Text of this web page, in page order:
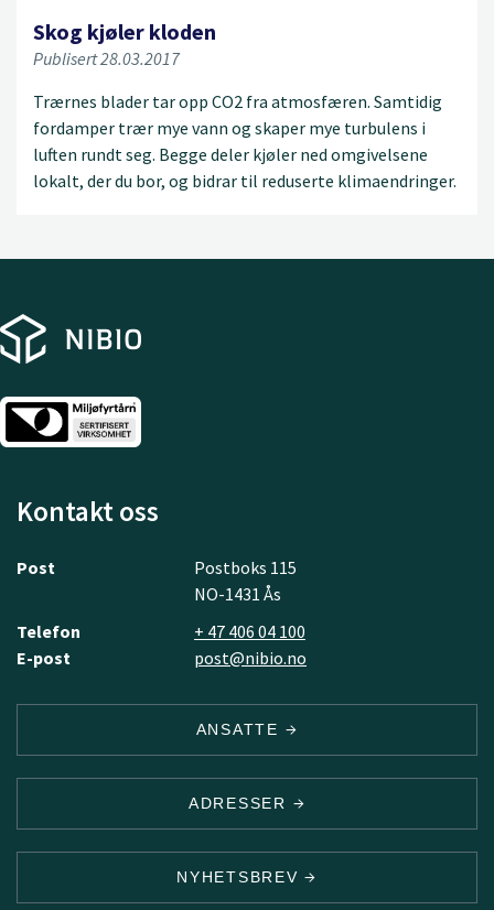
Skog kjøler kloden
Publisert 28.03.2017
Trærnes blader tar opp CO2 fra atmosfæren. Samtidig
fordamper trær mye vann og skaper mye turbulens i
luften rundt seg. Begge deler kjøler ned omgivelsene
lokalt, der du bor, og bidrar til reduserte klimaendringer.
Kontakt oss
Post
Postboks 115
NO-1431 Ås
Telefon
+ 47 406 04 100
E-post
post@nibio.no
ANSATTE
ADRESSER
NYHETSBREV